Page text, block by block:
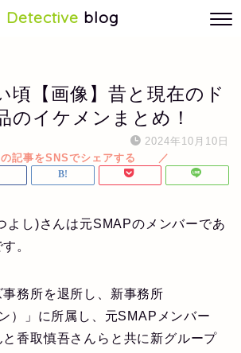
Detective blog
頃【画像】昔と現在のド
のイケメンまとめ！
2024年10月10日
よし)さんは元SMAPのメンバーであ
。
事務所を退所し、新事務所
）」に所属し、元SMAPメンバー
香取慎吾さんらと共に新グループ